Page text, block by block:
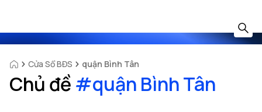
Cửa Sổ BĐS quận Bình Tân
Chủ đề #quận Bình Tân